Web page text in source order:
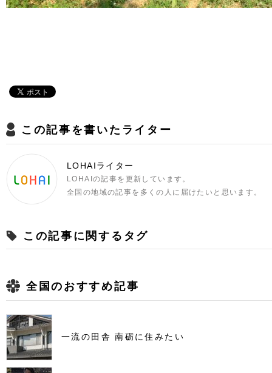
この記事を書いたライター
LOHAIライター
LOHAIの記事を更新しています。
全国の地域の記事を多くの人に届けたいと思います。
この記事に関するタグ
全国のおすすめ記事
一流の田舎 南砺に住みたい